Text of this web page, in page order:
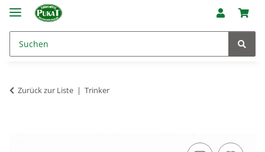
Zurück zur Liste Trinker